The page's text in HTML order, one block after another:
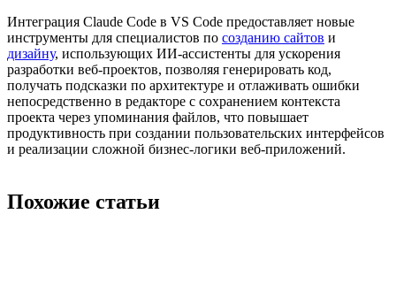
Интеграция Claude Code в VS Code предоставляет новые
инструменты для специалистов по созданию сайтов и
дизайну, использующих ИИ-ассистенты для ускорения
разработки веб-проектов, позволяя генерировать код,
получать подсказки по архитектуре и отлаживать ошибки
непосредственно в редакторе с сохранением контекста
проекта через упоминания файлов, что повышает
продуктивность при создании пользовательских интерфейсов
и реализации сложной бизнес-логики веб-приложений.
Похожие статьи